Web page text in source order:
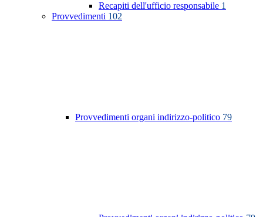
Recapiti dell'ufficio responsabile 1
Provvedimenti 102
Provvedimenti organi indirizzo-politico 79